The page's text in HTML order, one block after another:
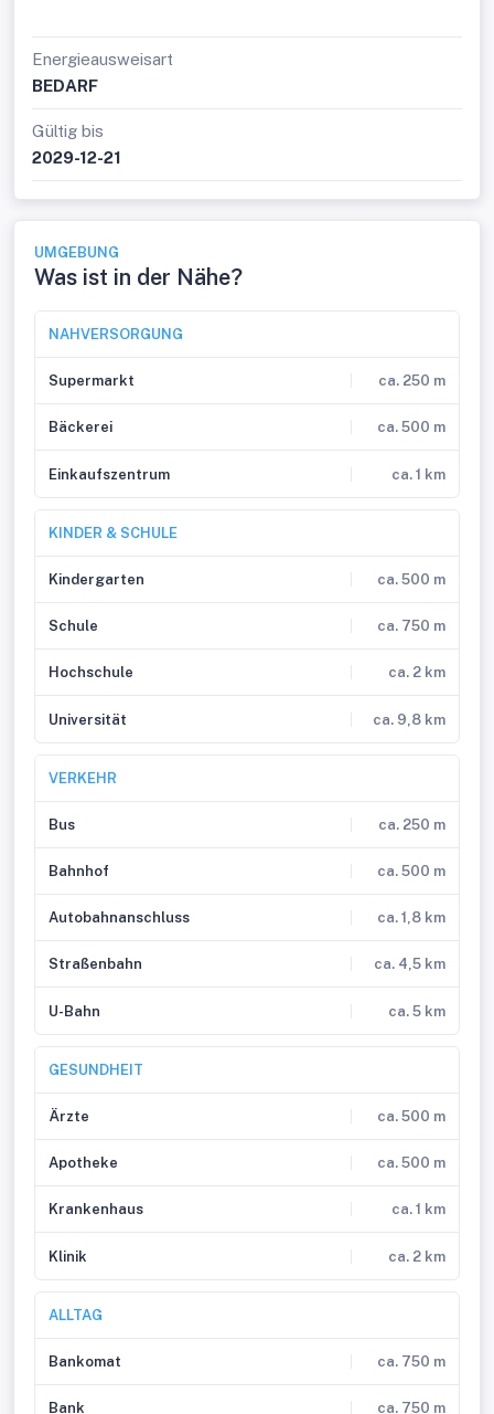
Energieausweisart
BEDARF
Gültig bis
2029-12-21
UMGEBUNG
Was ist in der Nähe?
NAHVERSORGUNG
Supermarkt ca. 250 m
Bäckerei ca. 500 m
Einkaufszentrum ca. 1 km
KINDER & SCHULE
Kindergarten ca. 500 m
Schule ca. 750 m
Hochschule ca. 2 km
Universität ca. 9,8 km
VERKEHR
Bus ca. 250 m
Bahnhof ca. 500 m
Autobahnanschluss ca. 1,8 km
Straßenbahn ca. 4,5 km
U-Bahn ca. 5 km
GESUNDHEIT
Ärzte ca. 500 m
Apotheke ca. 500 m
Krankenhaus ca. 1 km
Klinik ca. 2 km
ALLTAG
Bankomat ca. 750 m
Bank ca. 750 m